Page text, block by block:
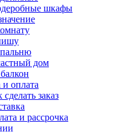
шкафы
дом
и оплата
сделать заказ
и рассрочка